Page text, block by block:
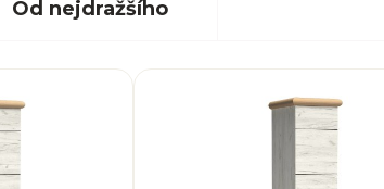
Od nejdražšího